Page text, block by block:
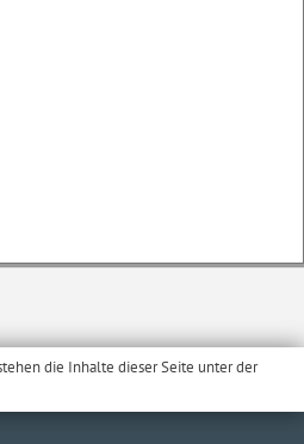
die Inhalte dieser Seite unter der